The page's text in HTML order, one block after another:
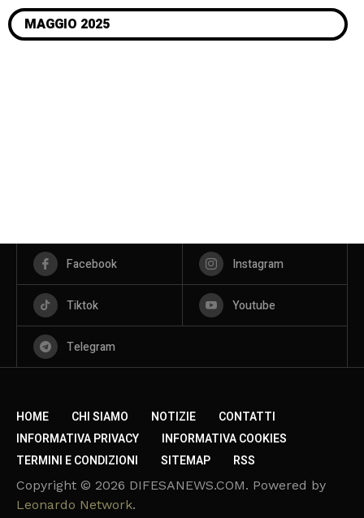
MAGGIO 2025
Facebook Instagram
Tiktok Youtube
Telegram
HOME CHI SIAMO NOTIZIE
CONTATTI
INFORMATIVA PRIVACY
INFORMATIVA COOKIES
TERMINI E CONDIZIONI
SITEMAP RSS
Copyright © 2026 DIFESANEWS.COM. Powered by
Leonardo Network.